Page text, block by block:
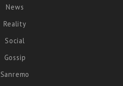
News
Reality
Social
Gossip
Sanremo